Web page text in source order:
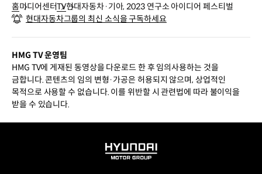
홈미디어센터TV현대자동차·기아, 2023 연구소 아이디어 페스티벌
현대자동차그룹의 최신 소식을 구독하세요
HMG TV 운영팀
HMG TV에 게재된 동영상을 다운로드 한 후 임의사용하는 것을
금합니다. 콘텐츠의 임의 변형·가공은 허용되지 않으며, 상업적인
목적으로 사용할 수 없습니다. 이를 위반할 시 관련법에 따라 불이익을
받을 수 있습니다.
HYUNDAI